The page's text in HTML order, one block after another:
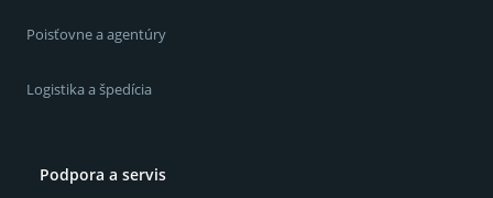
Poisťovne a agentúry
Logistika a špedícia
Podpora a servis